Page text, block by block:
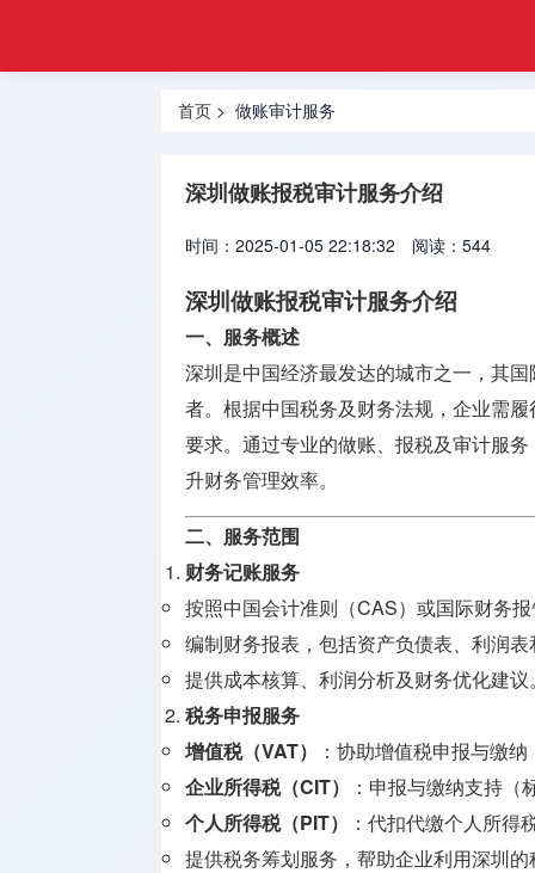
金融
牌照牌照
牌照
合规牌照
出售
银行牌照
申请
资产管理
牌照
加密货币
牌照
支付兑换
监管机构
介绍
首页 > 做账审计服务
深圳做账报税审计服务介绍
时间：2025-01-05 22:18:32 阅读：544
深圳做账报税审计服务介绍
一、服务概述
深圳是中国经济最发达的城市之一，其
者。根据中国税务及财务法规，企业需
要求。通过专业的做账、报税及审计服
升财务管理效率。
二、服务范围
财务记账服务
按照中国会计准则（CAS）或国际财务
编制财务报表，包括资产负债表、利润
提供成本核算、利润分析及财务优化建议
税务申报服务
增值税（VAT）
：协助增值税申报与缴
企业所得税（CIT）
：申报与缴纳支持
个人所得税（PIT）
：代扣代缴个人所得
提供税务筹划服务，帮助企业利用深圳